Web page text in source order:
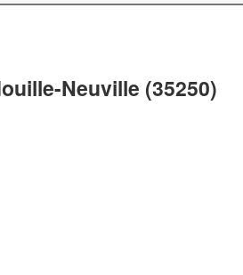
Neuville (35250)